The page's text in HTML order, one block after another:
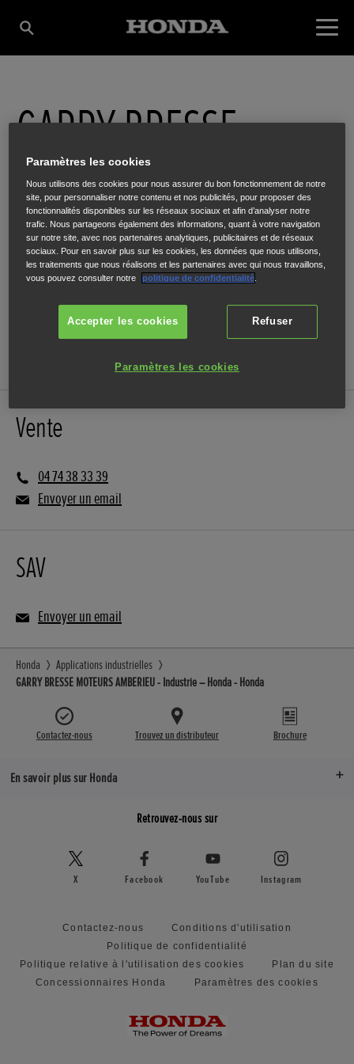
GARRY BRESSE
MOTEURS AMBERIEU
ZI - 1000 AVENUE LEON BLUM,AMBERIEU-EN-BUGEY,01500
ITINÉRAIRE
Vente
04 74 38 33 39
Envoyer un email
SAV
Envoyer un email
Honda
Applications industrielles
GARRY BRESSE MOTEURS AMBERIEU - Industrie – Honda - Honda
Contactez-nous Trouvez un distributeur Brochure
En savoir plus sur Honda
Retrouvez-nous sur
X Facebook YouTube Instagram
Contactez-nous
Conditions d'utilisation
Politique de confidentialité
Politique relative à l'utilisation des cookies
Plan du site
Concessionnaires Honda
Paramètres des cookies
Paramètres les cookies
Nous utilisons des cookies pour nous assurer du bon fonctionnement de notre
site, pour personnaliser notre contenu et nos publicités, pour proposer des
fonctionnalités disponibles sur les réseaux sociaux et afin d’analyser notre
trafic. Nous partageons également des informations, quant à votre navigation
sur notre site, avec nos partenaires analytiques, publicitaires et de réseaux
sociaux. Pour en savoir plus sur les cookies, les données que nous utilisons,
les traitements que nous réalisons et les partenaires avec qui nous travaillons,
vous pouvez consulter notre
politique de confidentialité.
Refuser
Accepter les cookies
Paramètres les cookies